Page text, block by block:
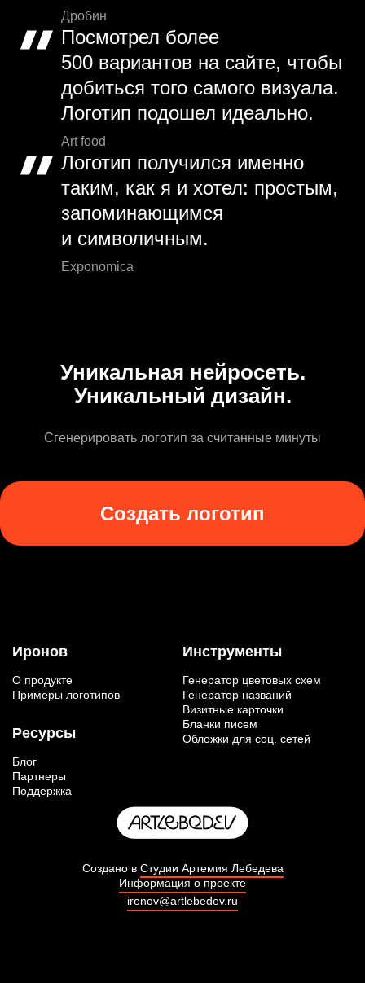
Дробин
Посмотрел более
500 вариантов на сайте, чтобы
добиться того самого визуала.
Логотип подошел идеально.
Art food
Логотип получился именно
таким, как я и хотел: простым,
запоминающимся
и символичным.
Exponomica
Уникальная нейросеть.
Уникальный дизайн.
Сгенерировать логотип за считанные минуты
Создать логотип
Иронов
О продукте
Примеры логотипов
Ресурсы
Блог
Партнеры
Поддержка
Инструменты
Генератор цветовых схем
Генератор названий
Визитные карточки
Бланки писем
Обложки для соц. сетей
Создано в Студии Артемия Лебедева
Информация о проекте
ironov@artlebedev.ru